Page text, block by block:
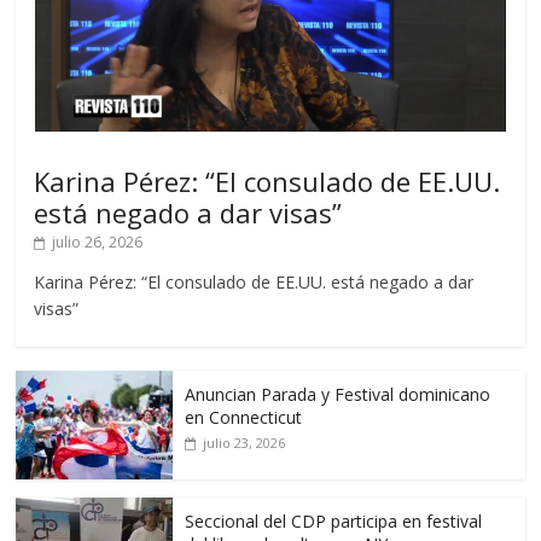
Karina Pérez: “El consulado de EE.UU.
está negado a dar visas”
julio 26, 2026
Karina Pérez: “El consulado de EE.UU. está negado a dar
visas”
Anuncian Parada y Festival dominicano
en Connecticut
julio 23, 2026
Seccional del CDP participa en festival